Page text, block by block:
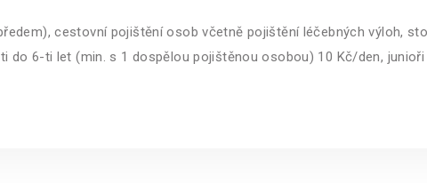
cestovní pojištění osob včetně pojištění léčebných výloh,
do 6-ti let (min. s 1 dospělou pojištěnou osobou) 10 Kč/den,